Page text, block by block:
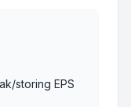
storing EPS